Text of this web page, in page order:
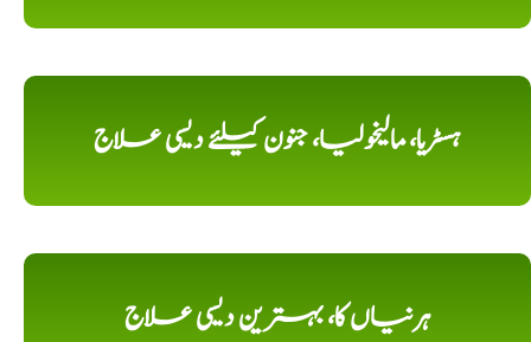
ہسٹریا، مالیخولیا، جنون کیلئے دیسی علاج
ہرنیاں کا، بہترین دیسی علاج